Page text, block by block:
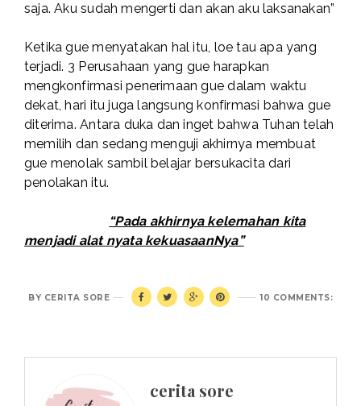
saja. Aku sudah mengerti dan akan aku laksanakan”
Ketika gue menyatakan hal itu, loe tau apa yang
terjadi. 3 Perusahaan yang gue harapkan
mengkonfirmasi penerimaan gue dalam waktu
dekat, hari itu juga langsung konfirmasi bahwa gue
diterima. Antara duka dan inget bahwa Tuhan telah
memilih dan sedang menguji akhirnya membuat
gue menolak sambil belajar bersukacita dari
penolakan itu.
“Pada akhirnya kelemahan kita
menjadi alat nyata kekuasaanNya”
10 COMMENTS:
BY CERITA SORE
cerita sore